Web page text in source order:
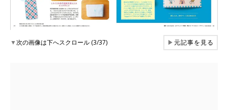
▼次の画像は下へスクロール (3/37) ▶元記事を見る